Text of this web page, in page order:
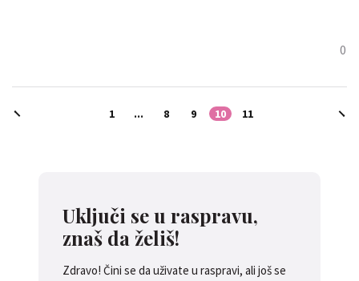
0
1 ... 8 9 10 11
Uključi se u raspravu,
znaš da želiš!
Zdravo! Čini se da uživate u raspravi, ali još se